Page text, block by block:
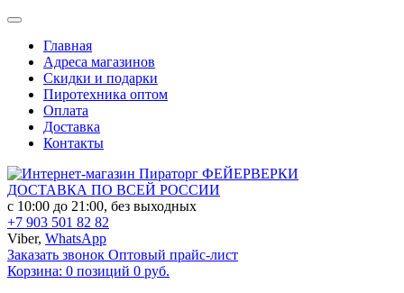
Главная
Адреса магазинов
Скидки и подарки
Пиротехника оптом
Оплата
Доставка
Контакты
ФЕЙЕРВЕРКИ
ДОСТАВКА ПО ВСЕЙ РОССИИ
с 10:00 до 21:00, без выходных
+7 903 501 82 82
Viber, WhatsApp
Заказать звонок Оптовый прайс-лист
Корзина: 0 позиций 0 руб.